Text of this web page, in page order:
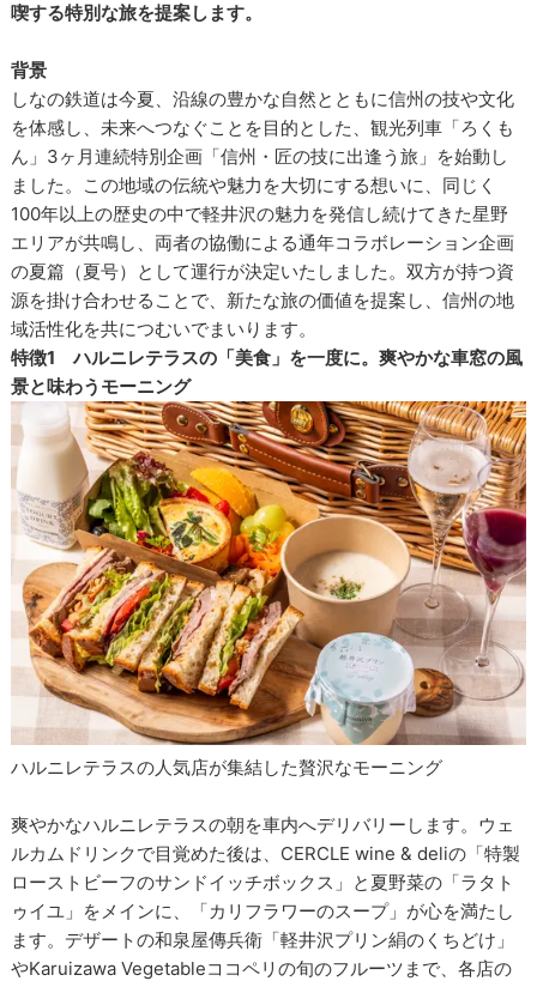
喫する特別な旅を提案します。
背景
しなの鉄道は今夏、沿線の豊かな自然とともに信州の技や文化
を体感し、未来へつなぐことを目的とした、観光列車「ろくも
ん」3ヶ月連続特別企画「信州・匠の技に出逢う旅」を始動し
ました。この地域の伝統や魅力を大切にする想いに、同じく
100年以上の歴史の中で軽井沢の魅力を発信し続けてきた星野
エリアが共鳴し、両者の協働による通年コラボレーション企画
の夏篇（夏号）として運行が決定いたしました。双方が持つ資
源を掛け合わせることで、新たな旅の価値を提案し、信州の地
域活性化を共につむいでまいります。
特徴1 ハルニレテラスの「美食」を一度に。爽やかな車窓の風
景と味わうモーニング
ハルニレテラスの人気店が集結した贅沢なモーニング
爽やかなハルニレテラスの朝を車内へデリバリーします。ウェ
ルカムドリンクで目覚めた後は、CERCLE wine & deliの「特製
ローストビーフのサンドイッチボックス」と夏野菜の「ラタト
ゥイユ」をメインに、「カリフラワーのスープ」が心を満たし
ます。デザートの和泉屋傳兵衛「軽井沢プリン絹のくちどけ」
やKaruizawa Vegetableココペリの旬のフルーツまで、各店の